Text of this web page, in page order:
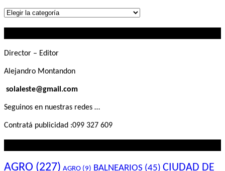
Lo
Director – Editor
Alejandro Montandon
solaleste@gmail.com
Seguinos en nuestras redes …
Contratá publicidad :099 327 609
AGRO (227) AGRO (9) BALNEARIOS (45) CIUDAD DE